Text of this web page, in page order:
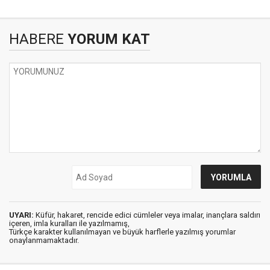
HABERE YORUM KAT
UYARI: Küfür, hakaret, rencide edici cümleler veya imalar, inançlara saldırı
içeren, imla kuralları ile yazılmamış,
Türkçe karakter kullanılmayan ve büyük harflerle yazılmış yorumlar
onaylanmamaktadır.